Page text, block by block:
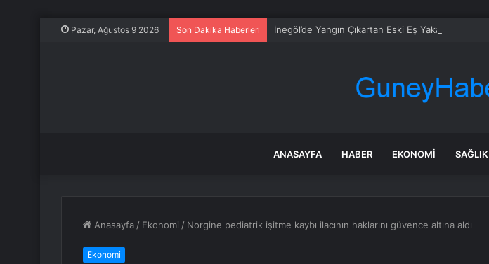
Pazar, Ağustos 9 2026 Son Dakika Haberleri İnegöl’de Yangın Çıkartan Eski Eş Yakalanıyor
ANASAYFA HABER EKONOMI SAĞLIK
Anasayfa / Ekonomi / Norgine pediatrik işitme kaybı ilacının haklarını güvence altına aldı
Ekonomi